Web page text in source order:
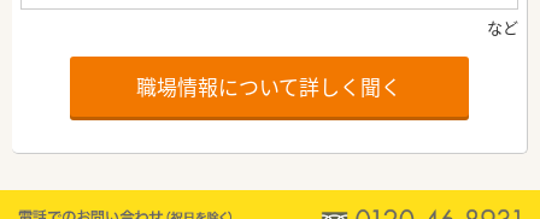
職場情報について詳しく聞く